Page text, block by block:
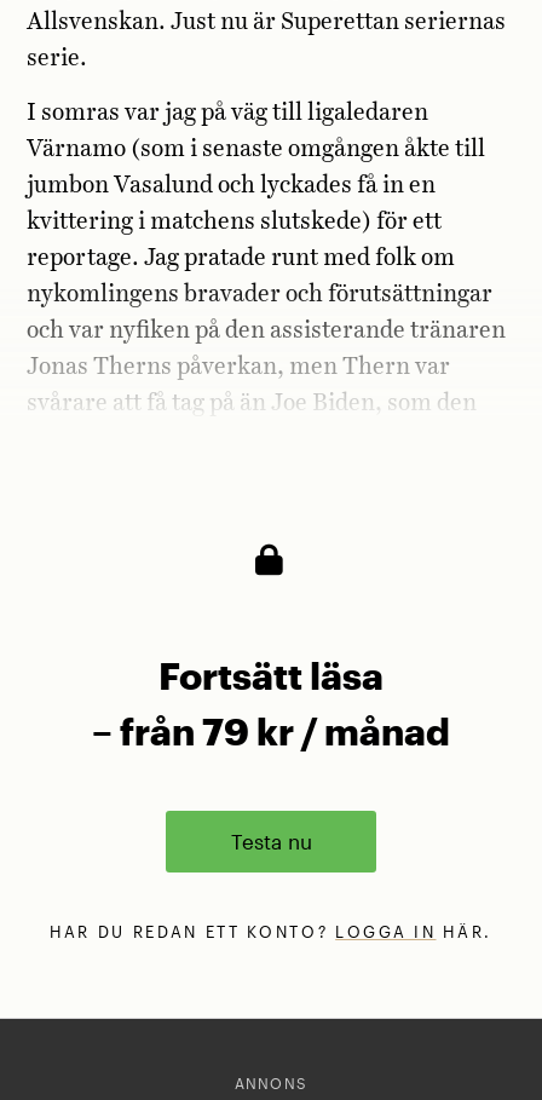
Allsvenskan. Just nu är Superettan seriernas
serie.
I somras var jag på väg till ligaledaren
Värnamo (som i senaste omgången åkte till
jumbon Vasalund och lyckades få in en
kvittering i matchens slutskede) för ett
reportage. Jag pratade runt med folk om
nykomlingens bravader och förutsättningar
och var nyfiken på den assisterande tränaren
Jonas Therns påverkan, men Thern var
svårare att få tag på än Joe Biden, som den
Fortsätt läsa
– från 79 kr / månad
Testa nu
HAR DU REDAN ETT KONTO? LOGGA IN HÄR.
ANNONS